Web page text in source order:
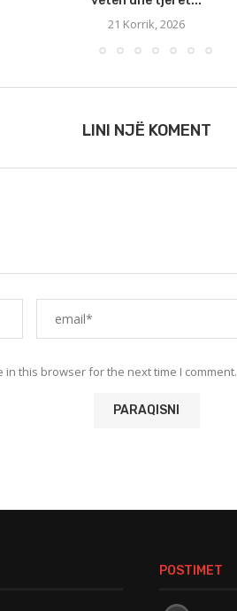
21 Korrik, 2026
LINI NJË KOMENT
in this browser for the next time I comment.
POSTIMET